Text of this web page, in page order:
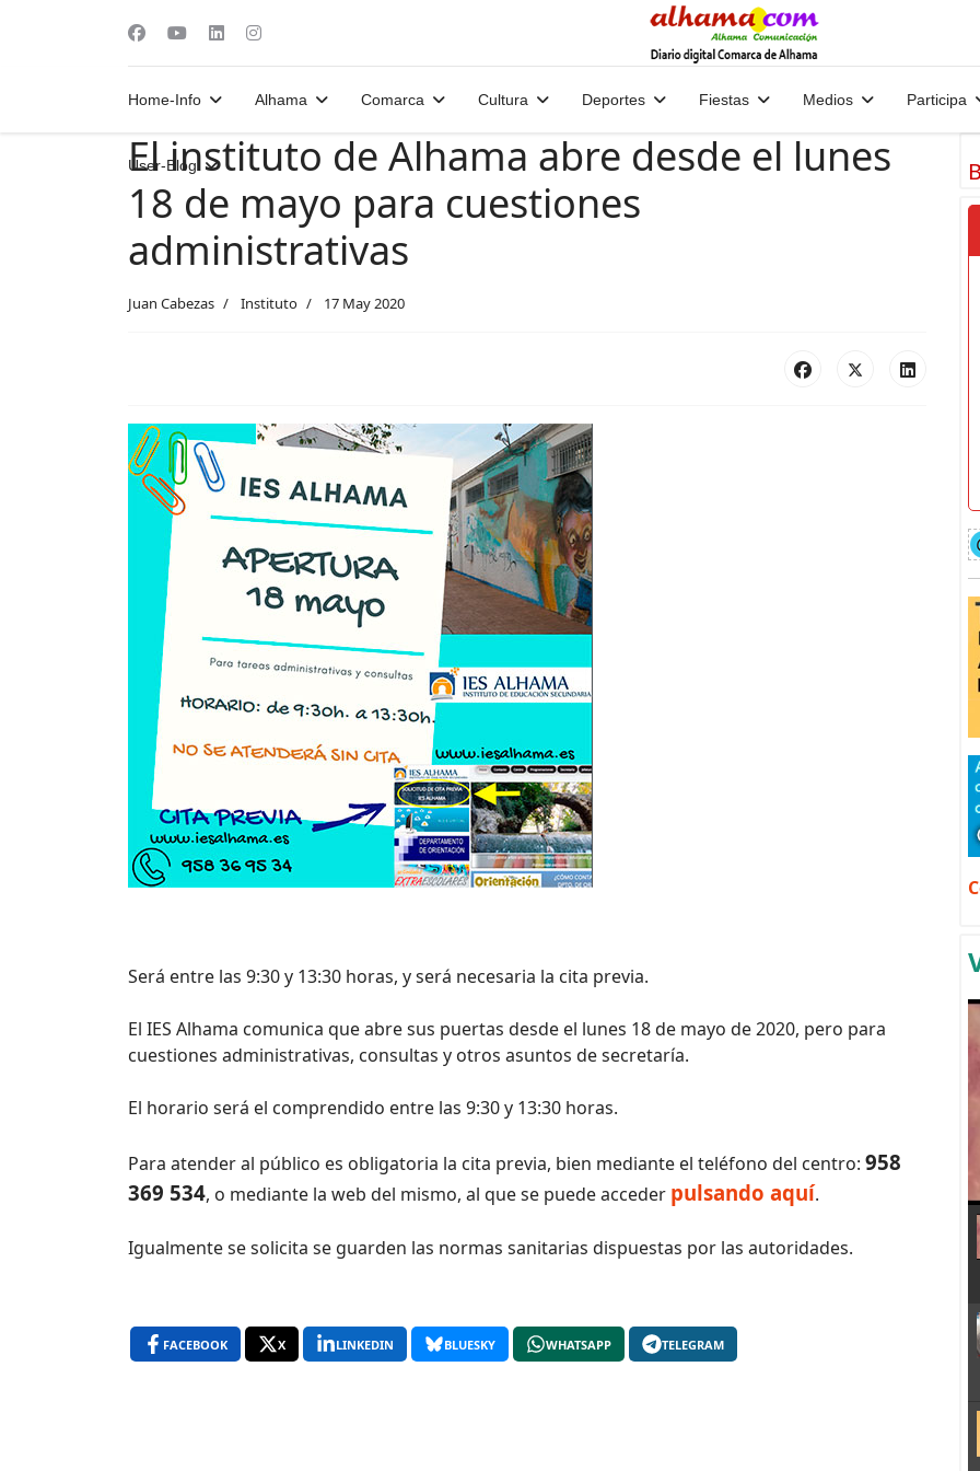
Home-Info Alhama Comarca Cultura Deportes Fiestas Medios Participa
User-Blog
El instituto de Alhama abre desde el lunes
18 de mayo para cuestiones
administrativas
Juan Cabezas Instituto 17 May 2020
Será entre las 9:30 y 13:30 horas, y será necesaria la cita previa.
El IES Alhama comunica que abre sus puertas desde el lunes 18 de mayo de 2020, pero para
cuestiones administrativas, consultas y otros asuntos de secretaría.
El horario será el comprendido entre las 9:30 y 13:30 horas.
Para atender al público es obligatoria la cita previa, bien mediante el teléfono del centro: 958
369 534, o mediante la web del mismo, al que se puede acceder pulsando aquí.
Igualmente se solicita se guarden las normas sanitarias dispuestas por las autoridades.
FACEBOOK X LINKEDIN BLUESKY WHATSAPP TELEGRAM